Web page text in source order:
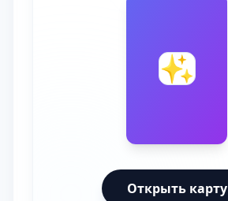
🔮
✨
Открыть карту